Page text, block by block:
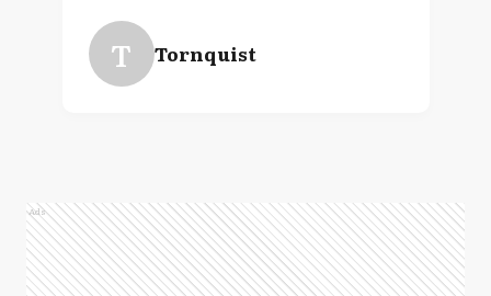
T Tornquist
Ads